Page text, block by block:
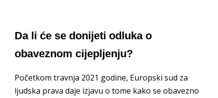
Da li će se donijeti odluka o
obaveznom cijepljenju?
Početkom travnja 2021 godine, Europski sud za
ljudska prava daje izjavu o tome kako se obavezno